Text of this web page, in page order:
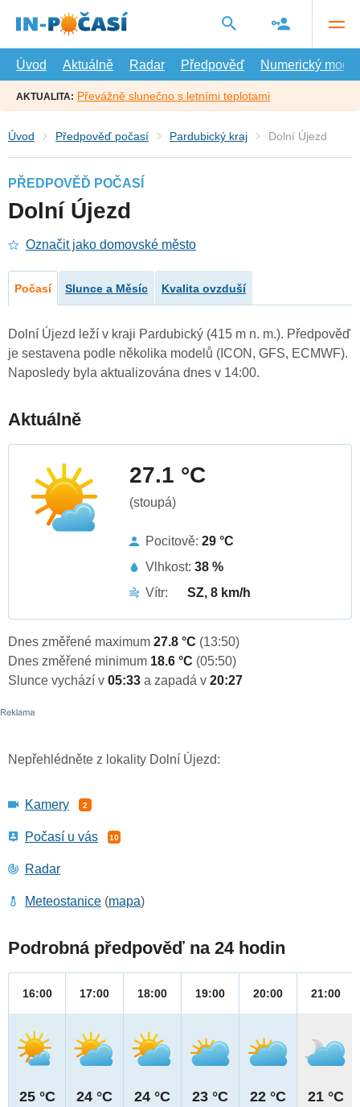
hlavní
Úvod
Aktuálně Radar Předpověď Numerický model
AKTUALITA: Převážně slunečno s letními teplotami
Úvod Předpověď počasí Pardubický kraj Dolní Újezd
PŘEDPOVĚĎ POČASÍ
Dolní Újezd
Označit jako domovské město
Počasí Slunce a Měsíc Kvalita ovzduší
Dolní Újezd leží v kraji Pardubický (415 m n. m.). Předpověď
je sestavena podle několika modelů (ICON, GFS, ECMWF).
Naposledy byla aktualizována dnes v 14:00.
Aktuálně
27.1 °C
(stoupá)
Pocitově: 29 °C
Vlhkost: 38 %
Vítr:
SZ, 8 km/h
Dnes změřené maximum 27.8 °C (13:50)
Dnes změřené minimum 18.6 °C (05:50)
Slunce vychází v 05:33 a zapadá v 20:27
Nepřehlédněte z lokality Dolní Újezd:
Kamery 2
Počasí u vás 10
Radar
Meteostanice (mapa)
Podrobná předpověď na 24 hodin
16:00
25 °C
17:00
24 °C
18:00
24 °C
19:00
23 °C
20:00
22 °C
21:00
21 °C